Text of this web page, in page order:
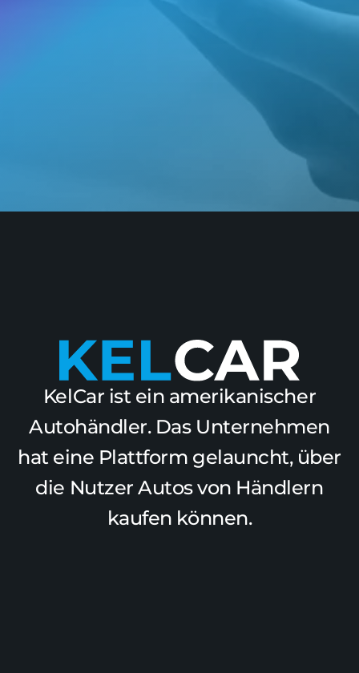
KelCar ist ein amerikanischer
Autohändler. Das Unternehmen
hat eine Plattform gelauncht, über
die Nutzer Autos von Händlern
kaufen können.